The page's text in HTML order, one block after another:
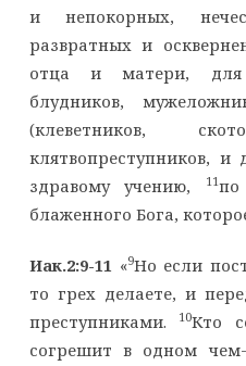
и непокорных,
развратных и
отца и матери, для
блудников,
(клеветников,
клятвопреступников, и
здравому учению,
11по
блаженного Бога,
Иак.2:9-11 «9Но если
то грех делаете, и
преступниками.
10Кто
согрешит в одном чем-